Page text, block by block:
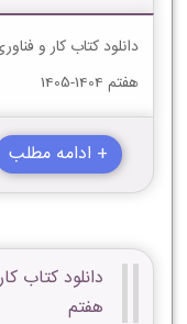
دانلود کتاب کار و
هفتم 1404-1405
+ ادامه مطلب
هفتم